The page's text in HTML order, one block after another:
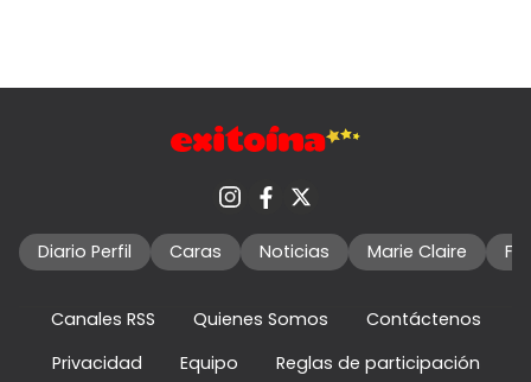
Diario Perfil Caras Noticias Marie Claire
Canales RSS Quienes Somos
Contáctenos
Privacidad
Equipo Reglas de participación